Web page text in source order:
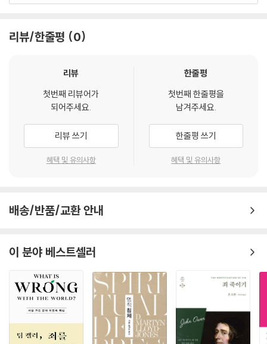
는 이유는 성신의 세례(행 1:5), 곧 성신의 ‘부어지심’ 혹은 ‘보내심’(2:33;
하였기 때문입니다. 오순절의 중요성은 바로 여기에 있습니다. 그때 그 자
에 집중하게 된다면, 정작 오순절의 요지에 대하여서는 놓치게 됩니다. 그
때의 일이 없었다면 아마도 그리스도께서 역사 가운데 오셔서 행하셨던 사
역은 종결되지 못하였을 것입니다.
--- p.57
오순절에서 어떤 의미를 찾는다면, 그것은 성신께서 교회와 함께 이곳에
영구적으로 변함없이 계신다는 사실입니다. 오순절의 사건으로 인해 신자
버려두지 않으심을 의미한다’는 말로도 바꿀 수 있습니다. 요한복음 14장
그들에게 보내실 것이라고 약속하십니다(16-17절). 그런데 거기에 곧바
하고 너희에게로 오리라”(18절, 또한 23절도 보시오). 이 말씀이 그분이
부활하신 후에 잠시 머무실 일이나 혹은 역사의 마지막에 재림하실 일을
가리키는 것으로 보기는 매우 어렵습니다. 그보다는 장차 성신을 보내실
일 가운데서 이루어질 사실에 대하여 가리키는 말씀인 것입니다. 성신께서
오시는 일은 달리 말하면 예수님께서 오시는 일이기도 합니다. 두 위격의
은, 특히 바울에게는 그리스도의 구속 사역이 자리할 수 있는 틀이 됩니
게는 더 이상 말씀이 ‘모든 것’을 결정짓는 기준이 되지 못할 것입니다. 지
학에 이보다 더 우려가 되는 위험 요소는 없습니다.”
- 페르스테이흐 (아펠도른 신학대학 신약학 교수)
리뷰/한줄평 0
리뷰
첫번째 리뷰어가
되어주세요.
리뷰 쓰기
혜택 및 유의사항
한줄평
첫번째 한줄평을
남겨주세요.
한줄평 쓰기
혜택 및 유의사항
배송/반품/교환 안내
이 분야 베스트셀러